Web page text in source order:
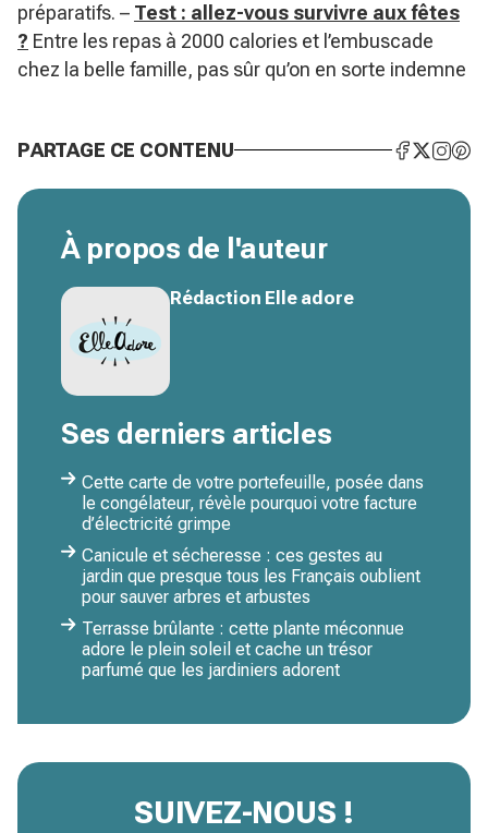
préparatifs. – Test : allez-vous survivre aux fêtes
? Entre les repas à 2000 calories et l’embuscade
chez la belle famille, pas sûr qu’on en sorte indemne
PARTAGE CE CONTENU
À propos de l'auteur
Rédaction Elle adore
Ses derniers articles
Cette carte de votre portefeuille, posée dans
le congélateur, révèle pourquoi votre facture
d’électricité grimpe
Canicule et sécheresse : ces gestes au
jardin que presque tous les Français oublient
pour sauver arbres et arbustes
Terrasse brûlante : cette plante méconnue
adore le plein soleil et cache un trésor
parfumé que les jardiniers adorent
SUIVEZ-NOUS !